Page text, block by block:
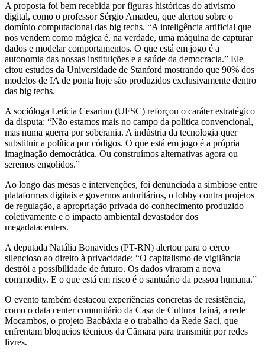
A proposta foi bem recebida por figuras históricas do ativismo
digital, como o professor Sérgio Amadeu, que alertou sobre o
domínio computacional das big techs. “A inteligência artificial que
nos vendem como mágica é, na verdade, uma máquina de capturar
dados e modelar comportamentos. O que está em jogo é a
autonomia das nossas instituições e a saúde da democracia.” Ele
citou estudos da Universidade de Stanford mostrando que 90% dos
modelos de IA de ponta hoje são produzidos exclusivamente dentro
das big techs.
A socióloga Letícia Cesarino (UFSC) reforçou o caráter estratégico
da disputa: “Não estamos mais no campo da política convencional,
mas numa guerra por soberania. A indústria da tecnologia quer
substituir a política por códigos. O que está em jogo é a própria
imaginação democrática. Ou construímos alternativas agora ou
seremos engolidos.”
Ao longo das mesas e intervenções, foi denunciada a simbiose entre
plataformas digitais e governos autoritários, o lobby contra projetos
de regulação, a apropriação privada do conhecimento produzido
coletivamente e o impacto ambiental devastador dos
megadatacenters.
A deputada Natália Bonavides (PT-RN) alertou para o cerco
silencioso ao direito à privacidade: “O capitalismo de vigilância
destrói a possibilidade de futuro. Os dados viraram a nova
commodity. E o que está em risco é o santuário da pessoa humana.”
O evento também destacou experiências concretas de resistência,
como o data center comunitário da Casa de Cultura Tainã, a rede
Mocambos, o projeto Baobáxia e o trabalho da Rede Saci, que
enfrentam bloqueios técnicos da Câmara para transmitir por redes
livres.